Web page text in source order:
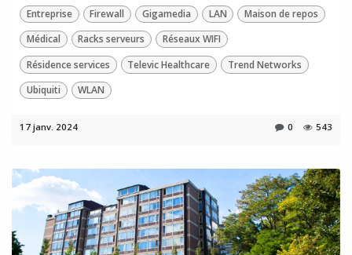
Entreprise Firewall Gigamedia LAN
Maison de repos
Médical
Racks serveurs
Réseaux WIFI
Résidence services
Televic Healthcare
Trend Networks
Ubiquiti
WLAN
17 janv. 2024 0 543